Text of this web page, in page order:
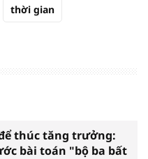
thời gian
thúc tăng trưởng:
bài toán "bộ ba bất